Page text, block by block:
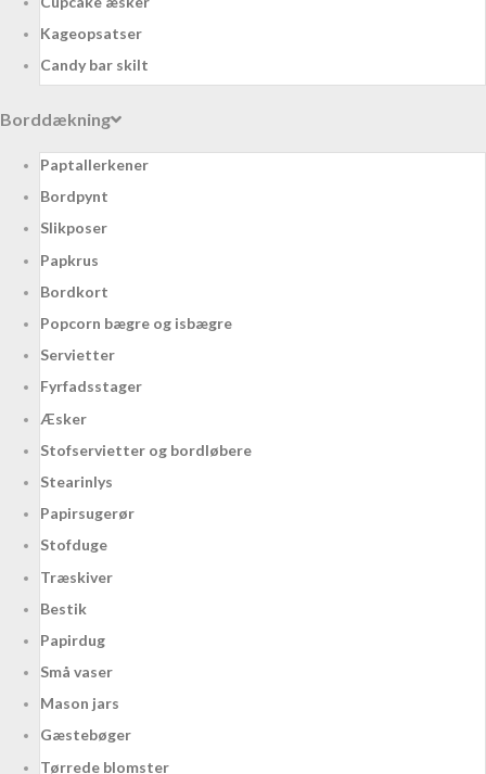
Kageopsatser
Candy bar skilt
Borddækning
Paptallerkener
Bordpynt
Slikposer
Papkrus
Bordkort
Popcorn bægre og isbægre
Servietter
Fyrfadsstager
Æsker
Stofservietter og bordløbere
Stearinlys
Papirsugerør
Stofduge
Træskiver
Bestik
Papirdug
Små vaser
Mason jars
Gæstebøger
Tørrede blomster